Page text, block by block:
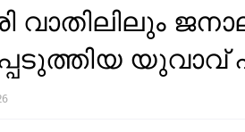
വാതിലിലും
യുവാവ്